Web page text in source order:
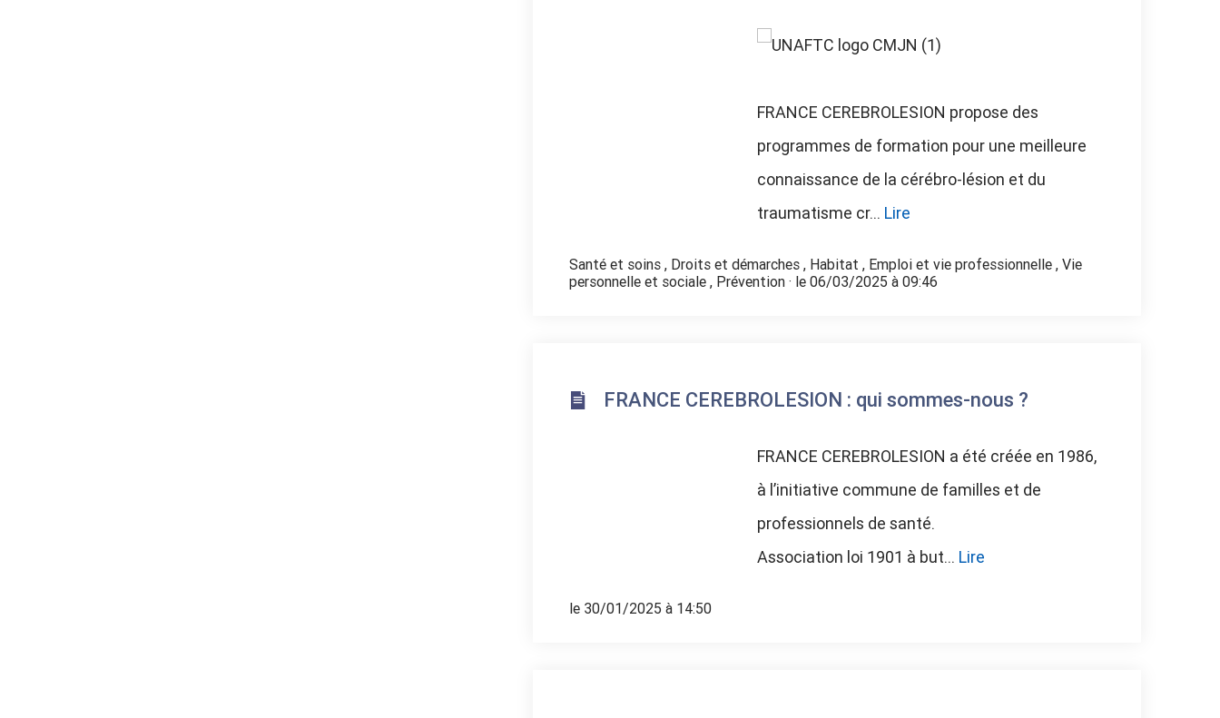
FRANCE CEREBROLESION propose des
programmes de formation pour une meilleure
connaissance de la cérébro-lésion et du
traumatisme cr... Lire
Santé et soins , Droits et démarches , Habitat , Emploi et vie professionnelle , Vie
personnelle et sociale , Prévention · le 06/03/2025 à 09:46
FRANCE CEREBROLESION : qui sommes-nous ?
FRANCE CEREBROLESION a été créée en 1986,
à l’initiative commune de familles et de
professionnels de santé.
Association loi 1901 à but... Lire
le 30/01/2025 à 14:50